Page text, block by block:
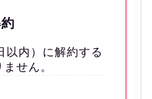
以内）に解約する
せん。